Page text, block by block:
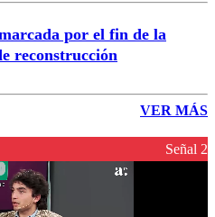
por el fin de la
reconstrucción
VER MÁS
Señal 2